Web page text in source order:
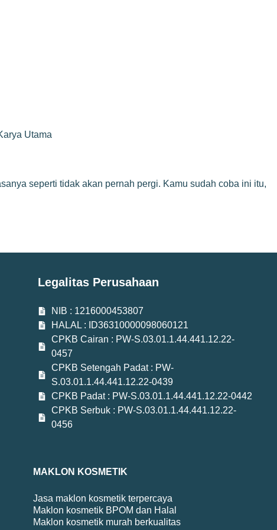
Utama
seperti tidak akan pernah pergi. Kamu sudah coba ini itu,
Legalitas Perusahaan
NIB : 1216000453807
HALAL : ID36310000098060121
CPKB Cairan : PW-S.03.01.1.44.441.12.22-
0457
CPKB Setengah Padat : PW-
S.03.01.1.44.441.12.22-0439
CPKB Padat : PW-S.03.01.1.44.441.12.22-0442
CPKB Serbuk : PW-S.03.01.1.44.441.12.22-
0456
MAKLON KOSMETIK
Jasa maklon kosmetik terpercaya
Maklon kosmetik BPOM dan Halal
Maklon kosmetik murah berkualitas